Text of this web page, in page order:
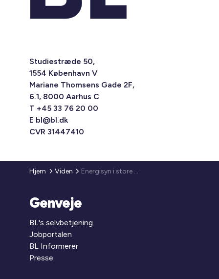
Studiestræde 50,
1554 København V
Mariane Thomsens Gade 2F,
6.1, 8000 Aarhus C
T +45 33 76 20 00
E bl@bl.dk
CVR 31447410
Hjem Viden Energisyn i store virksomheder
Genveje
BL's selvbetjening
Jobportalen
BL Informerer
Presse